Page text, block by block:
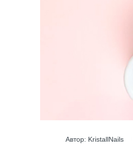
Автор: KristallNails